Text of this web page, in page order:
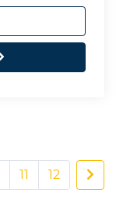
11 12